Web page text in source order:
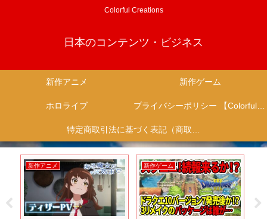
Colorful Creations
日本のコンテンツ・ビジネス
新作アニメ 新作ゲーム
ホロライブ プライバシーポリシー 【Colorful Creation】
特定商取引法に基づく表記（商取引に関する開示）
新作アニメ 新作ゲーム